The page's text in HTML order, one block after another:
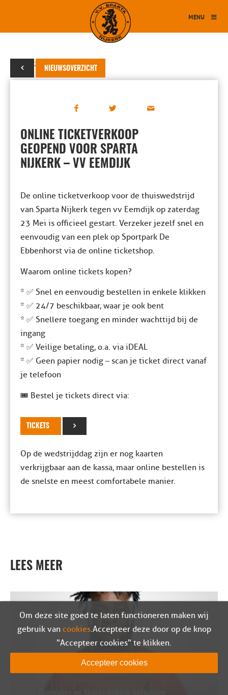
MENU
NIEUWSOVERZICHT
22 mei 2026
ONLINE TICKETVERKOOP
GEOPEND VOOR SPARTA
NIJKERK – VV EEMDIJK
De online ticketverkoop voor de thuiswedstrijd
van Sparta Nijkerk tegen vv Eemdijk op zaterdag
23 Mei is officieel gestart. Verzeker jezelf snel en
eenvoudig van een plek op Sportpark De
Ebbenhorst via de online ticketshop.
Waarom online tickets kopen?
* ✅ Snel en eenvoudig bestellen in enkele klikken
* ✅ 24/7 beschikbaar, waar je ook bent
* ✅ Snellere toegang en minder wachttijd bij de
ingang
* ✅ Veilige betaling, o.a. via iDEAL
* ✅ Geen papier nodig – scan je ticket direct vanaf
je telefoon
🎟️ Bestel je tickets direct via:
TICKETS
Op de wedstrijddag zijn er nog kaarten
verkrijgbaar aan de kassa, maar online bestellen is
de snelste en meest comfortabele manier.
LEES MEER
Om deze site goed te laten functioneren maken wij
gebruik van cookies. Accepteer deze door op de knop
"Accepteer cookies" te klikken.
Accepteer cookies